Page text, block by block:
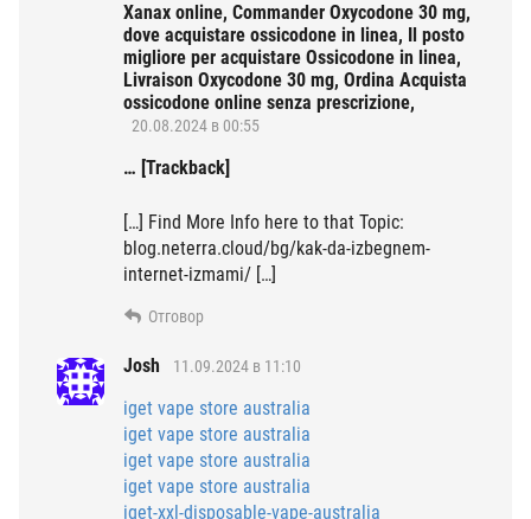
Xanax online, Commander Oxycodone 30 mg,
dove acquistare ossicodone in linea, Il posto
migliore per acquistare Ossicodone in linea,
Livraison Oxycodone 30 mg, Ordina Acquista
ossicodone online senza prescrizione,
20.08.2024 в 00:55
… [Trackback]
[…] Find More Info here to that Topic:
blog.neterra.cloud/bg/kak-da-izbegnem-
internet-izmami/ […]
Отговор
Josh 11.09.2024 в 11:10
iget vape store australia
iget vape store australia
iget vape store australia
iget vape store australia
iget-xxl-disposable-vape-australia